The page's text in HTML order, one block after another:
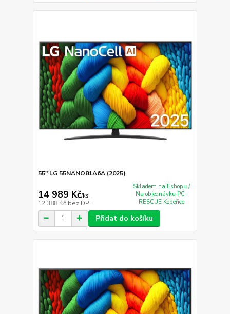
55" LG 55NANO81A6A (2025)
14 989 Kč/ks
12 388 Kč bez DPH
Skladem na Eshopu /
Na objednávku PC-
RESCUE Kobeřice
Přidat do košíku